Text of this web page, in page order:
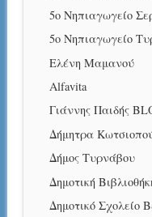
5ο Νηπιαγωγείο
5ο Νηπιαγωγείο
Eλένη Μαμανού
Αlfavita
Γιάννης Παιδής
Δήμητρα
Δήμος Τυρνάβου
Δημοτική
Δημοτικό Σχολείο